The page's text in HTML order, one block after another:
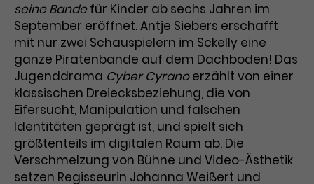
seine Bandefür Kinder ab sechs Jahren im
September eröffnet. Antje Siebers erschafft
mit nur zwei Schauspielern im Sckelly eine
ganze Piratenbande auf dem Dachboden! Das
Jugenddrama Cyber Cyranoerzählt von einer
klassischen Dreiecksbeziehung, die von
Eifersucht, Manipulation und falschen
Identitäten geprägt ist, und spielt sich
größtenteils im digitalen Raum ab. Die
Verschmelzung von Bühne und Video-Ästhetik
setzen Regisseurin Johanna Weißert und